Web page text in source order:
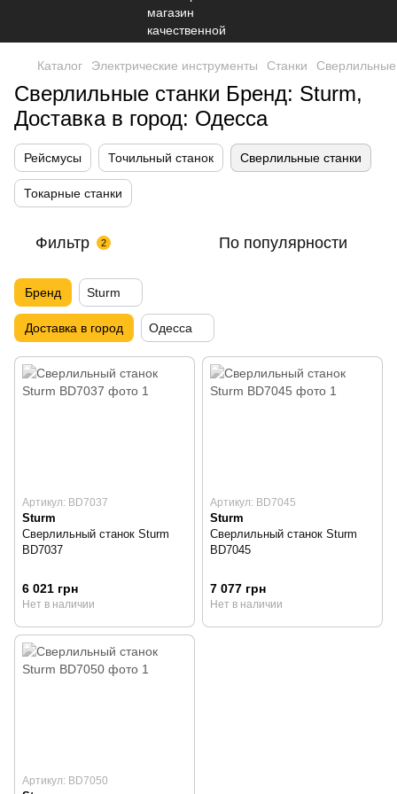
Каталог Электрические инструменты Станки Сверлильные
Сверлильные станки Бренд: Sturm,
Доставка в город: Одесса
Рейсмусы Точильный станок Сверлильные станки
Токарные станки
Фильтр 2 По популярности
Бренд Sturm
Доставка в город Одесса
Артикул: BD7037
Sturm
Сверлильный станок Sturm
BD7037
6 021 грн
Нет в наличии
Артикул: BD7045
Sturm
Сверлильный станок Sturm
BD7045
7 077 грн
Нет в наличии
Артикул: BD7050